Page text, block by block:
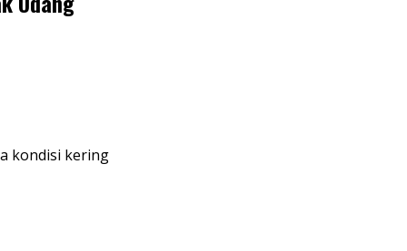
kondisi kering